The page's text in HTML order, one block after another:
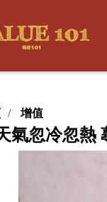
增值
氣忽冷忽熱